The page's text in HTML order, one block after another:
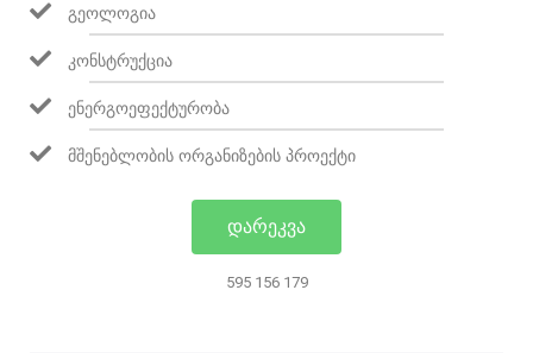
ᲒᲔᲝᲚᲝᲒᲘᲐ
ᲙᲝᲜᲡᲢᲠᲣᲥᲪᲘᲐ
ᲔᲜᲔᲠᲒᲝᲔᲤᲔᲥᲢᲣᲠᲝᲑᲐ
ᲛᲨᲔᲜᲔᲑᲚᲝᲑᲘᲡ ᲝᲠᲒᲐᲜᲘᲖᲔᲑᲘᲡ ᲞᲠᲝᲔᲥᲢᲘ
ᲓᲐᲠᲔᲙᲕᲐ
595 156 179